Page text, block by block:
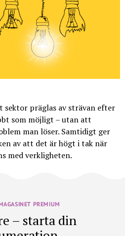
sektor präglas av strävan efter
som möjligt – utan att
man löser. Samtidigt ger
av att det är högt i tak när
med verkligheten.
PREMIUM
– starta din